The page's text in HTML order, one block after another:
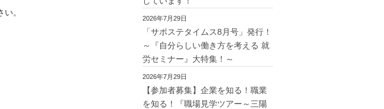
。
2026年7月29日
「サポステタイムス8月号」発行！
～『自分らしい働き方を考える 就
労セミナー』大特集！～
2026年7月29日
【参加者募集】企業を知る！職業
を知る！『職場見学ツアー～三陽